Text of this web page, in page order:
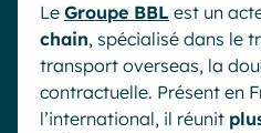
Le Groupe BBL est un
chain, spécialisé dans le
transport overseas, la
contractuelle. Présent en
l’international, il réunit